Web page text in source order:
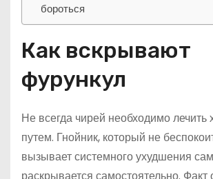
бороться
Как вскрывают
фурункул
Не всегда чирей необходимо лечить
путем. Гнойник, который не
вызывает системного ухудшения